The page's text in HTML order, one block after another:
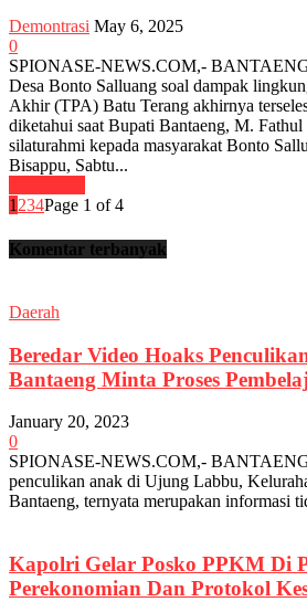
Demontrasi May 6, 2025
0
SPIONASE-NEWS.COM,- BANTAENG
Desa Bonto Salluang soal dampak
Akhir (TPA) Batu Terang akhirnya
diketahui saat Bupati Bantaeng, M.
silaturahmi kepada masyarakat Bonto
Bisappu, Sabtu...
1 234Page 1 of 4
Komentar terbanyak
Daerah
Beredar Video Hoaks
Bantaeng Minta Proses
January 20, 2023
0
SPIONASE-NEWS.COM,-
penculikan anak di Ujung Labbu,
Bantaeng, ternyata merupakan informasi
Kapolri Gelar Posko PPKM Di
Perekonomian Dan Protokol